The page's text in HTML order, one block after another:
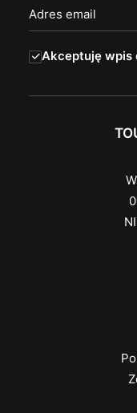
Akceptuję wpis